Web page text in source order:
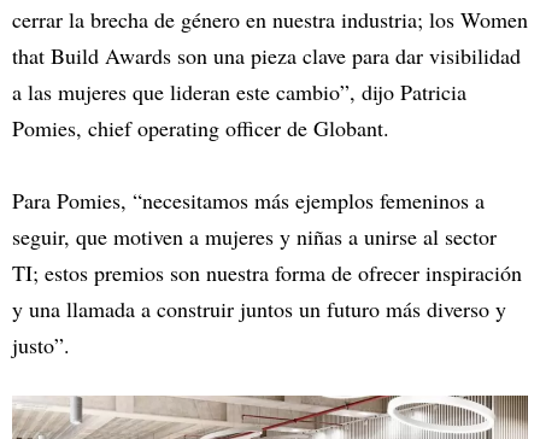
cerrar la brecha de género en nuestra industria; los Women
that Build Awards son una pieza clave para dar visibilidad
a las mujeres que lideran este cambio”, dijo Patricia
Pomies, chief operating officer de Globant.
Para Pomies, “necesitamos más ejemplos femeninos a
seguir, que motiven a mujeres y niñas a unirse al sector
TI; estos premios son nuestra forma de ofrecer inspiración
y una llamada a construir juntos un futuro más diverso y
justo”.